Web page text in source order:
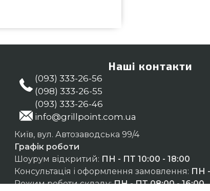
Вугілля & Розпал для гриля в
менеджерам за телефонним
Наші контакти
(093) 333-26-56
(098) 333-26-55
(093) 333-26-46
info@grillpoint.com.ua
Київ, вул. Автозаводська 99/4
Графік роботи
Шоурум відкритий: ПН - ПТ 10:00 - 18:00
Консультація і оформлення замовлення: ПН
Режим роботи складу:ПН - ПТ 08:00 - 16:00